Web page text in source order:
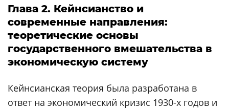
Глава 2. Кейнсианство и
современные направления:
теоретические основы
государственного вмешательства в
экономическую систему
Кейнсианская теория была разработана в
ответ на экономический кризис 1930-х годов и